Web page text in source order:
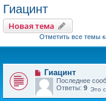
Гиацинт
Новая тема
Отметить все темы
Гиацинт
Последнее
Ответы: 9 Это